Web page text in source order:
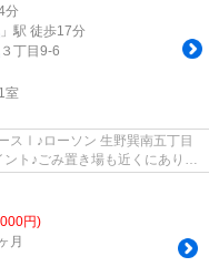
分
」駅 徒歩17分
３丁目9-6
1室
スⅠ♪ローソン 生野巽南五丁目
ト♪ごみ置き場も近くにあり、
円)
月